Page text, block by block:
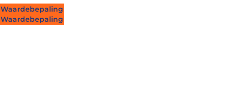
Waardebepaling
Waardebepaling